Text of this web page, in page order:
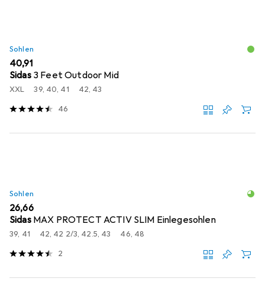
Sohlen
EUR
40,91
Sidas 3 Feet Outdoor Mid
XXL 39, 40, 41 42, 43
46
Sohlen
EUR
26,66
Sidas MAX PROTECT ACTIV SLIM Einlegesohlen
39, 41 42, 42 2/3, 42.5, 43 46, 48
2